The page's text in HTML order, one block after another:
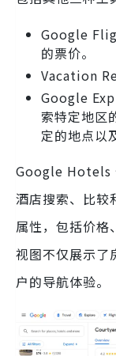
Google
的票价。
Vacation
Google
索特定地区
定的地点以
Google Hotels
酒店搜索、比较
属性，包括价格
视图不仅展示了
户的导航体验。